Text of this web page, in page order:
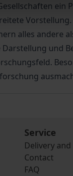
alles andere
Darstellung und
Service
Delivery
Contact
FAQ